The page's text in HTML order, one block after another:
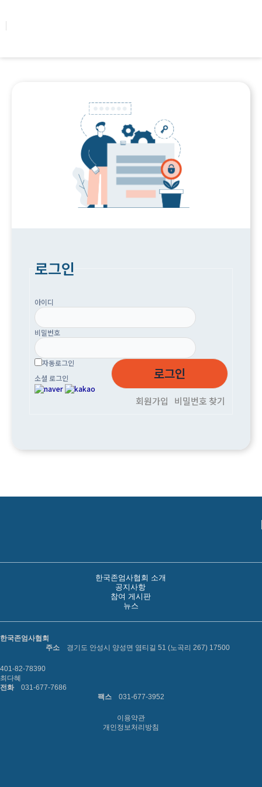
로그인
아이디
비밀번호
자동로그인
소셜 로그인
비밀번호 찾기
회원가입
한국존엄사협회 소개
공지사항
참여 게시판
뉴스
한국존엄사협회
주소
경기도 안성시 양성면 염티길 51 (노곡리 267) 17500
401-82-78390
최다혜
전화
031-677-7686
팩스
031-677-3952
이용약관
개인정보처리방침